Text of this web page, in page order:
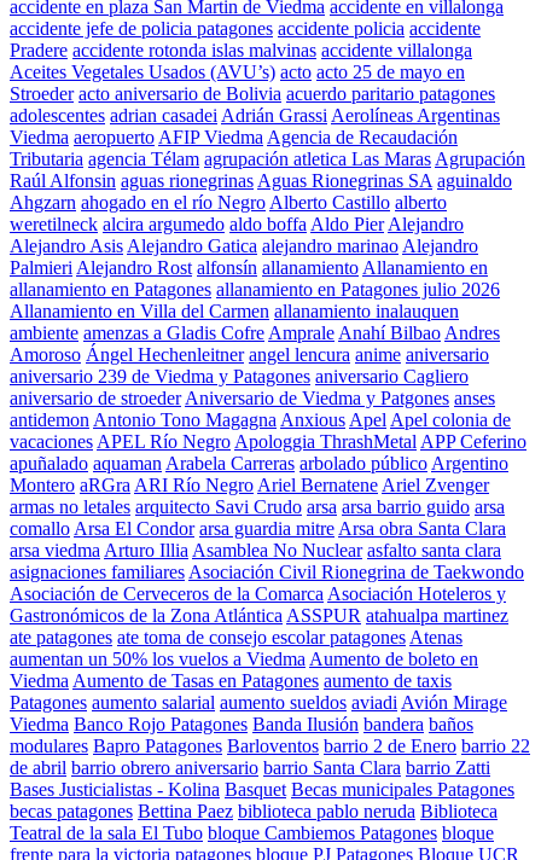
accidente en plaza San Martin de Viedma accidente en villalonga
accidente jefe de policia patagones accidente policia accidente
Pradere accidente rotonda islas malvinas accidente villalonga
Aceites Vegetales Usados (AVU’s) acto acto 25 de mayo en
Stroeder acto aniversario de Bolivia acuerdo paritario patagones
adolescentes adrian casadei Adrián Grassi Aerolíneas Argentinas
Viedma aeropuerto AFIP Viedma Agencia de Recaudación
Tributaria agencia Télam agrupación atletica Las Maras Agrupación
Raúl Alfonsin aguas rionegrinas Aguas Rionegrinas SA aguinaldo
Ahgzarn ahogado en el río Negro Alberto Castillo alberto
weretilneck alcira argumedo aldo boffa Aldo Pier Alejandro
Alejandro Asis Alejandro Gatica alejandro marinao Alejandro
Palmieri Alejandro Rost alfonsín allanamiento Allanamiento en
allanamiento en Patagones allanamiento en Patagones julio 2026
Allanamiento en Villa del Carmen allanamiento inalauquen
ambiente amenzas a Gladis Cofre Amprale Anahí Bilbao Andres
Amoroso Ángel Hechenleitner angel lencura anime aniversario
aniversario 239 de Viedma y Patagones aniversario Cagliero
aniversario de stroeder Aniversario de Viedma y Patgones anses
antidemon Antonio Tono Magagna Anxious Apel Apel colonia de
vacaciones APEL Río Negro Apologgia ThrashMetal APP Ceferino
apuñalado aquaman Arabela Carreras arbolado público Argentino
Montero aRGra ARI Río Negro Ariel Bernatene Ariel Zvenger
armas no letales arquitecto Savi Crudo arsa arsa barrio guido arsa
comallo Arsa El Condor arsa guardia mitre Arsa obra Santa Clara
arsa viedma Arturo Illia Asamblea No Nuclear asfalto santa clara
asignaciones familiares Asociación Civil Rionegrina de Taekwondo
Asociación de Cerveceros de la Comarca Asociación Hoteleros y
Gastronómicos de la Zona Atlántica ASSPUR atahualpa martinez
ate patagones ate toma de consejo escolar patagones Atenas
aumentan un 50% los vuelos a Viedma Aumento de boleto en
Viedma Aumento de Tasas en Patagones aumento de taxis
Patagones aumento salarial aumento sueldos aviadi Avión Mirage
Viedma Banco Rojo Patagones Banda Ilusión bandera baños
modulares Bapro Patagones Barloventos barrio 2 de Enero barrio 22
de abril barrio obrero aniversario barrio Santa Clara barrio Zatti
Bases Justicialistas - Kolina Basquet Becas municipales Patagones
becas patagones Bettina Paez biblioteca pablo neruda Biblioteca
Teatral de la sala El Tubo bloque Cambiemos Patagones bloque
frente para la victoria patagones bloque PJ Patagones Bloque UCR